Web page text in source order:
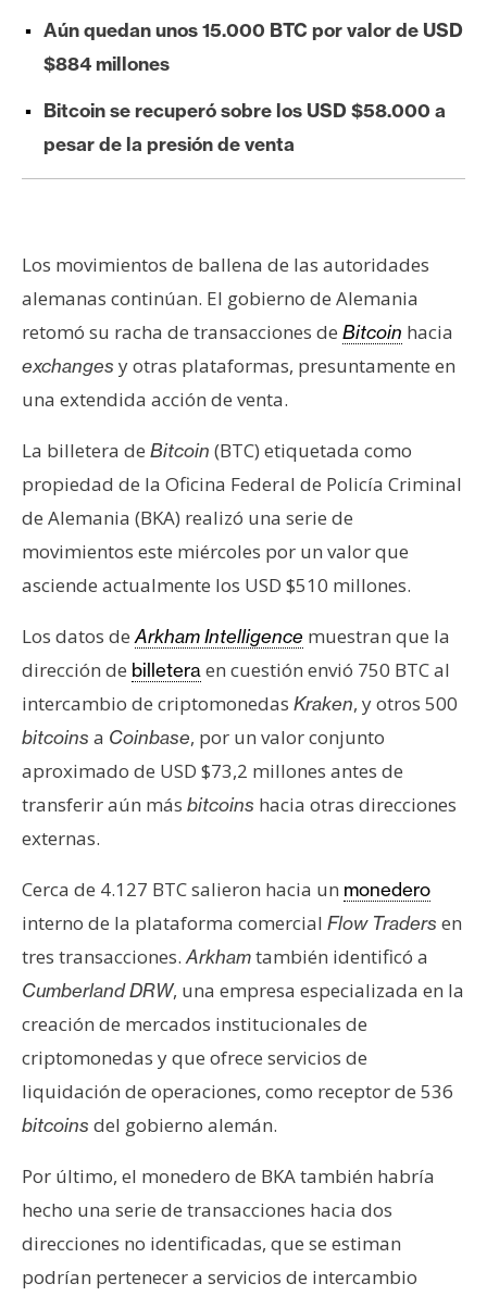
A
l
i
s
s
N
o
t
s
d
P
r
e
n
a
e
m
a
s
e
c
u
s
o
Aún quedan unos 15.000 BTC por valor de USD
$884 millones
Bitcoin se recuperó sobre los USD $58.000 a
pesar de la presión de venta
Los movimientos de ballena de las autoridades
alemanas continúan. El gobierno de Alemania
retomó su racha de transacciones de Bitcoin hacia
exchanges y otras plataformas, presuntamente en
una extendida acción de venta.
La billetera de Bitcoin (BTC) etiquetada como
propiedad de la Oficina Federal de Policía Criminal
de Alemania (BKA) realizó una serie de
movimientos este miércoles por un valor que
asciende actualmente los USD $510 millones.
Los datos deArkham Intelligence muestran que la
dirección de billeteraen cuestión envió 750 BTC al
intercambio de criptomonedas Kraken, y otros 500
bitcoins a Coinbase, por un valor conjunto
aproximado de USD $73,2 millones antes de
transferir aún más bitcoins hacia otras direcciones
externas.
Cerca de 4.127 BTC salieron hacia un monedero
interno de la plataforma comercial Flow Traders en
tres transacciones.Arkhamtambién identificó a
Cumberland DRW, una empresa especializada en la
creación de mercados institucionales de
criptomonedas y que ofrece servicios de
liquidación de operaciones, como receptor de 536
bitcoins del gobierno alemán.
Por último, el monedero de BKA también habría
hecho una serie de transacciones hacia dos
direcciones no identificadas, que se estiman
podrían pertenecer a servicios de intercambio